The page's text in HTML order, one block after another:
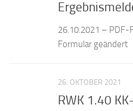
26.10.2021 –
Formular geändert
26. OKTOBER 2021
RWK 1.40